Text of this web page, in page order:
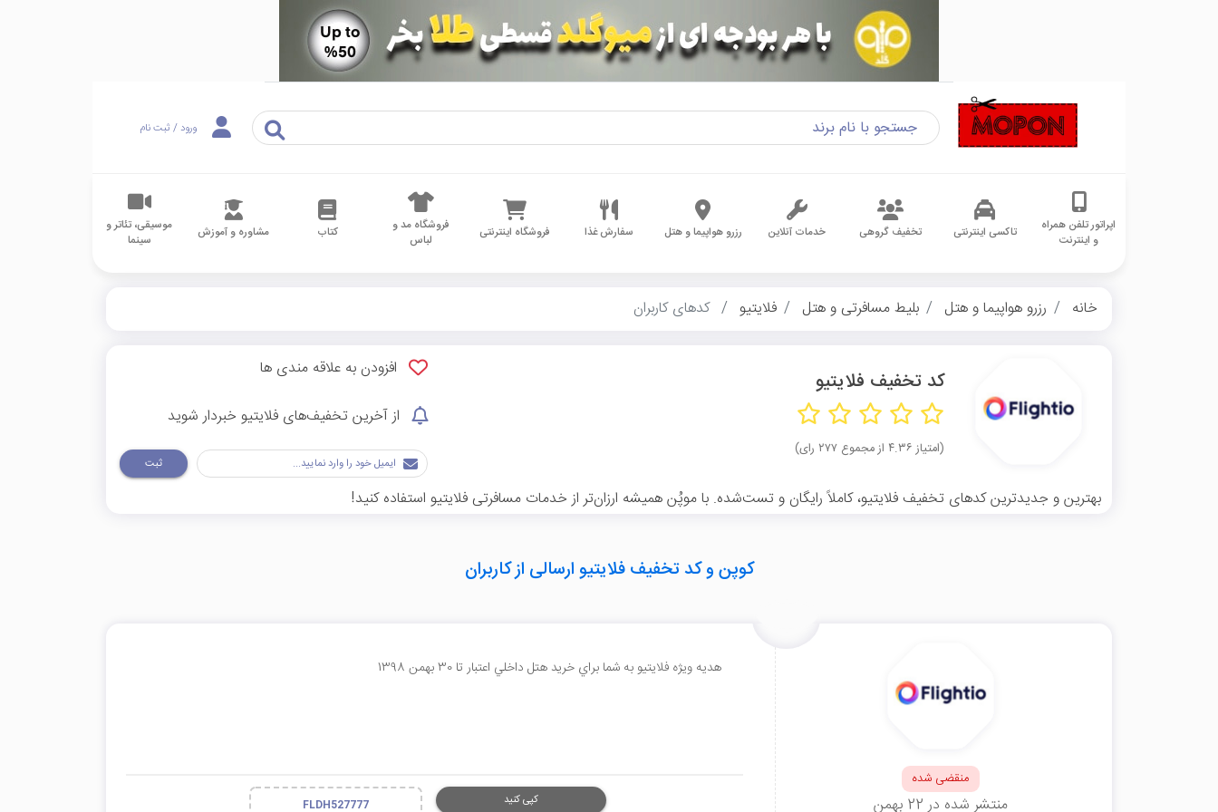
ورود / ثبت نام
اپراتور تلفن همراه
و اینترنت
تاکسی اینترنتی تخفیف گروهی خدمات آنلاین رزرو هواپیما و هتل سفارش غذا فروشگاه اینترنتی
فروشگاه مد و
لباس
کتاب مشاوره و آموزش
موسیقی، تئاتر و
سینما
خانه رزرو هواپیما و هتل بلیط مسافرتی و هتل فلایتیو کدهای کاربران
کد تخفیف فلایتیو
(امتیاز ۴.۳۶ از مجموع ۲۷۷ رای)
افزودن به علاقه مندی ها
از آخرین تخفیف‌های فلایتیو خبردار شوید
ثبت
بهترین و جدیدترین کدهای تخفیف فلایتیو، کاملاً رایگان و تست‌شده. با موپُن همیشه ارزان‌تر از خدمات مسافرتی فلایتیو استفاده کنید!
کوپن و کد تخفیف فلایتیو ارسالی از کاربران
منقضی شده
منتشر شده در 22 بهمن
هديه ويژه فلايتيو به شما براي خريد هتل داخلي اعتبار تا 30 بهمن 1398
FLDH527777 کپی کنید